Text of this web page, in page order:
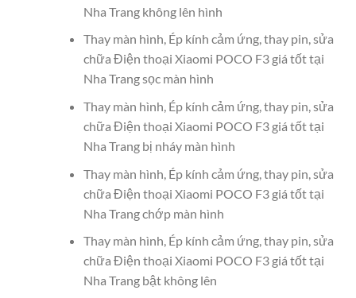
Nha Trang không lên hình
Thay màn hình, Ép kính cảm ứng, thay pin, sửa
chữa Điện thoại Xiaomi POCO F3 giá tốt tại
Nha Trang sọc màn hình
Thay màn hình, Ép kính cảm ứng, thay pin, sửa
chữa Điện thoại Xiaomi POCO F3 giá tốt tại
Nha Trang bị nháy màn hình
Thay màn hình, Ép kính cảm ứng, thay pin, sửa
chữa Điện thoại Xiaomi POCO F3 giá tốt tại
Nha Trang chớp màn hình
Thay màn hình, Ép kính cảm ứng, thay pin, sửa
chữa Điện thoại Xiaomi POCO F3 giá tốt tại
Nha Trang bật không lên